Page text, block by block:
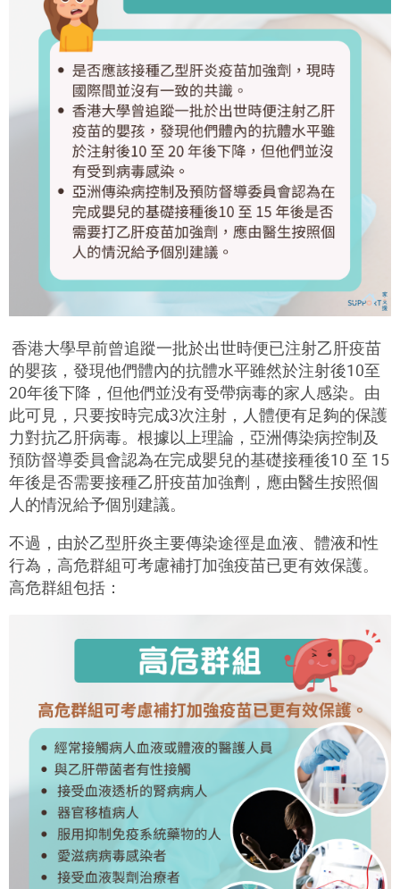
香港大學早前曾追蹤一批於出世時便已注射乙肝疫苗
的嬰孩，發現他們體內的抗體水平雖然於注射後10至
20年後下降，但他們並没有受帶病毒的家人感染。由
此可見，只要按時完成3次注射，人體便有足夠的保護
力對抗乙肝病毒。根據以上理論，亞洲傳染病控制及
預防督導委員會認為在完成嬰兒的基礎接種後10 至 15
年後是否需要接種乙肝疫苗加強劑，應由醫生按照個
人的情況給予個別建議。
不過，由於乙型肝炎主要傳染途徑是血液、體液和性
行為，高危群組可考慮補打加強疫苗已更有效保護。
高危群組包括：